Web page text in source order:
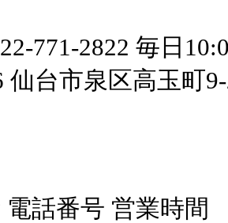
771-2822 毎日
仙台市泉区高玉町
電話番号 営業時間